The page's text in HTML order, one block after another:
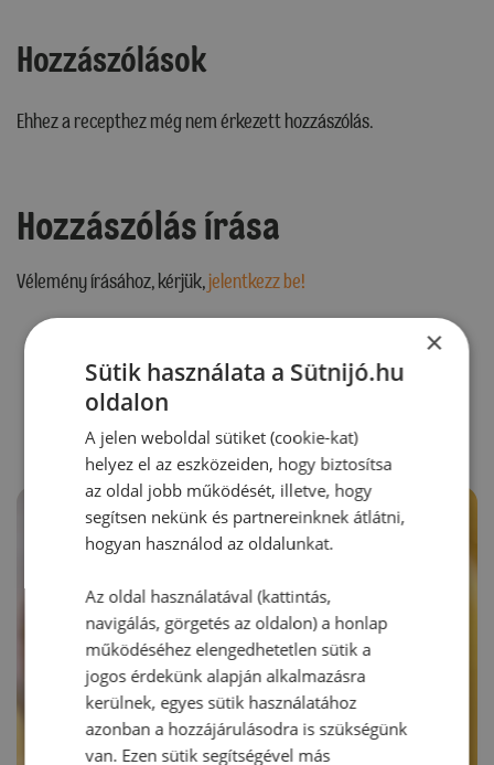
Hozzászólások
Ehhez a recepthez még nem érkezett hozzászólás.
Hozzászólás írása
Vélemény írásához, kérjük,jelentkezz be!
RECEPTAJÁNLÓ
×
Sütik használata a Sütnijó.hu
oldalon
A jelen weboldal sütiket (cookie-kat)
helyez el az eszközeiden, hogy biztosítsa
az oldal jobb működését, illetve, hogy
segítsen nekünk és partnereinknek átlátni,
hogyan használod az oldalunkat.
Az oldal használatával (kattintás,
navigálás, görgetés az oldalon) a honlap
működéséhez elengedhetetlen sütik a
jogos érdekünk alapján alkalmazásra
kerülnek, egyes sütik használatához
azonban a hozzájárulásodra is szükségünk
van. Ezen sütik segítségével más